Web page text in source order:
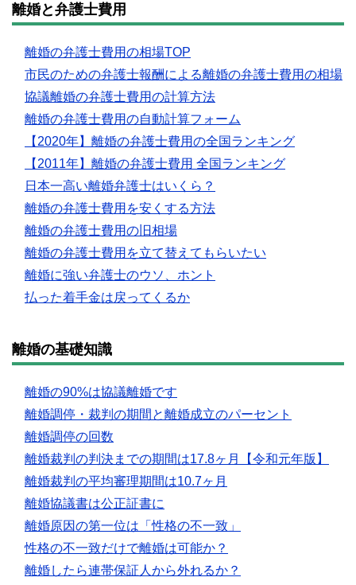
離婚と弁護士費用
離婚の弁護士費用の相場TOP
市民のための弁護士報酬による離婚の弁護士費用の相場
協議離婚の弁護士費用の計算方法
離婚の弁護士費用の自動計算フォーム
【2020年】離婚の弁護士費用の全国ランキング
【2011年】離婚の弁護士費用 全国ランキング
日本一高い離婚弁護士はいくら？
離婚の弁護士費用を安くする方法
離婚の弁護士費用の旧相場
離婚の弁護士費用を立て替えてもらいたい
離婚に強い弁護士のウソ、ホント
払った着手金は戻ってくるか
離婚の基礎知識
離婚の90%は協議離婚です
離婚調停・裁判の期間と離婚成立のパーセント
離婚調停の回数
離婚裁判の判決までの期間は17.8ヶ月【令和元年版】
離婚裁判の平均審理期間は10.7ヶ月
離婚協議書は公正証書に
離婚原因の第一位は「性格の不一致」
性格の不一致だけで離婚は可能か？
離婚したら連帯保証人から外れるか？